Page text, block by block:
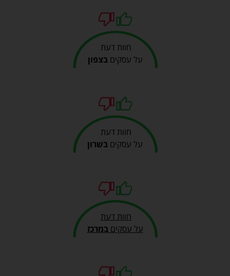
חוות דעת
על עסקיםבצפון
חוות דעת
על עסקים בשרון
חוות דעת
על עסקיםבמרכז